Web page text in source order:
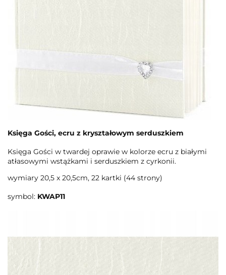
Księga Gości, ecru z kryształowym serduszkiem
Księga Gości w twardej oprawie w kolorze ecru z białymi
atłasowymi wstążkami i serduszkiem z cyrkonii.
wymiary 20,5 x 20,5cm, 22 kartki (44 strony)
symbol: KWAP11